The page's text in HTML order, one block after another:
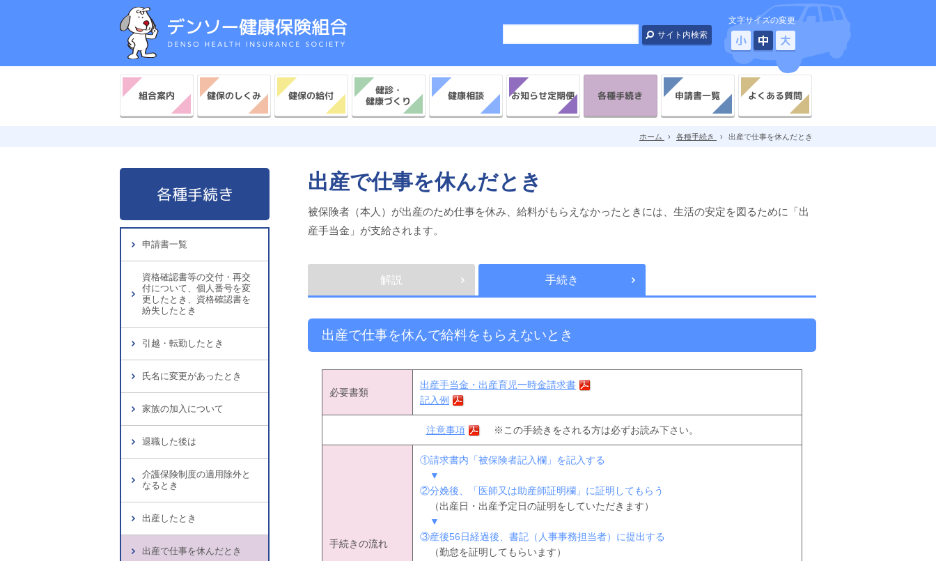
文字サイズの変更
小 中 大
組合案内 健保のしくみ 健保の給付 健診・
健康づくり 健康相談 お知らせ定期便 各種手続き 申請書一覧 よくある質問
ホーム › 各種手続き › 出産で仕事を休んだとき
出産で仕事を休んだとき
被保険者（本人）が出産のため仕事を休み、給料がもらえなかったときには、生活の安定を図るために「出
産手当金」が支給されます。
解説 手続き
出産で仕事を休んで給料をもらえないとき
必要書類
出産手当金・出産育児一時金請求書
記入例
注意事項 ※この手続きをされる方は必ずお読み下さい。
手続きの流れ
請求書内「被保険者記入欄」を記入する
▼
分娩後、「医師又は助産師証明欄」に証明してもらう
（出産日・出産予定日の証明をしていただきます）
▼
産後56日経過後、書記（人事事務担当者）に提出する
（勤怠を証明してもらいます）
各種手続き
申請書一覧
資格確認書等の交付・再交
付について、個人番号を変
更したとき、資格確認書を
紛失したとき
引越・転勤したとき
氏名に変更があったとき
家族の加入について
退職した後は
介護保険制度の適用除外と
なるとき
出産したとき
出産で仕事を休んだとき